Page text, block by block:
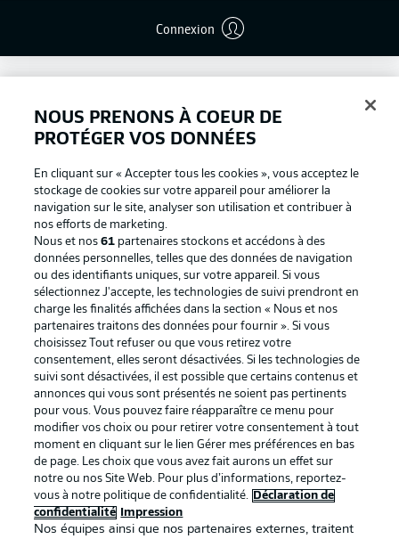
Connexion
Football as it's meant to be
BUNDESLIGA APP
Proposé par
NOUS PRENONS À COEUR DE
PROTÉGER VOS DONNÉES
En cliquant sur « Accepter tous les cookies », vous acceptez le
stockage de cookies sur votre appareil pour améliorer la
navigation sur le site, analyser son utilisation et contribuer à
nos efforts de marketing.
Nous et nos61 partenaires stockons et accédons à des
données personnelles, telles que des données de navigation
ou des identifiants uniques, sur votre appareil. Si vous
sélectionnez J'accepte, les technologies de suivi prendront en
charge les finalités affichées dans la section « Nous et nos
partenaires traitons des données pour fournir ». Si vous
choisissez Tout refuser ou que vous retirez votre
consentement, elles seront désactivées. Si les technologies de
suivi sont désactivées, il est possible que certains contenus et
annonces qui vous sont présentés ne soient pas pertinents
pour vous. Vous pouvez faire réapparaître ce menu pour
modifier vos choix ou pour retirer votre consentement à tout
moment en cliquant sur le lien Gérer mes préférences en bas
de page. Les choix que vous avez fait aurons un effet sur
notre ou nos Site Web. Pour plus d’informations, reportez-
vous à notre politique de confidentialité.
Déclaration de
confidentialité
Impression
Nos équipes ainsi que nos partenaires externes, traitent